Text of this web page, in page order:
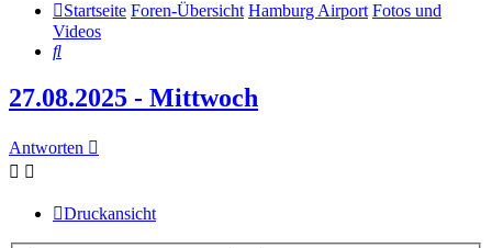
Startseite Foren-Übersicht Hamburg Airport Fotos und
Videos
Suche
27.08.2025 - Mittwoch
Antworten
Druckansicht